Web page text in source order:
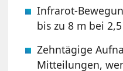
Infrarot-
bis zu 8 m bei
Zehntägige
Mitteilungen,